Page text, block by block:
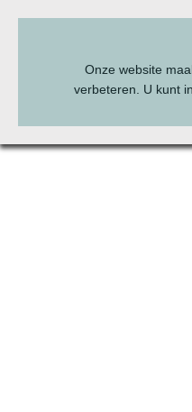
Onze website
verbeteren. U kunt
BEL ONS:070 - 322